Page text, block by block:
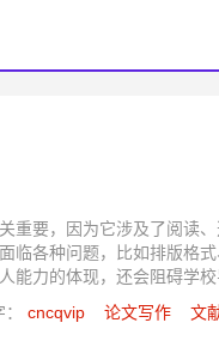
重要，因为它涉及了阅读
临各种问题，比如排版格
能力的体现，还会阻碍学
cncqvip 论文写作 文